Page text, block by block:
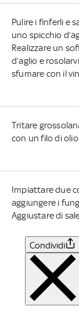
Pulire i finferli e
uno spicchio
Realizzare un
d’aglio e
sfumare con il
Tritare
con un filo di
Impiattare due
aggiungere i
Aggiustare di
Condividi